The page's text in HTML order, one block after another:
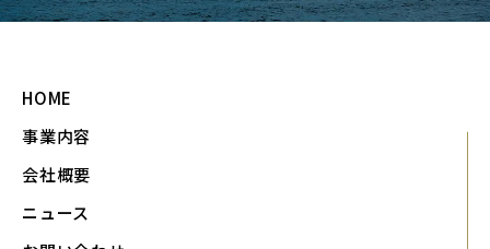
HOME
事業内容
会社概要
ニュース